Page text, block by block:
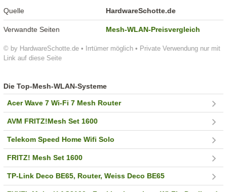
© by HardwareSchotte.de • Irrtümer möglich • Private Verwendung nur mit
Link auf diese Seite
Quelle HardwareSchotte.de
Verwandte Seiten Mesh-WLAN-Preisvergleich
Die Top-Mesh-WLAN-Systeme
Acer Wave 7 Wi-Fi 7 Mesh Router
AVM FRITZ!Mesh Set 1600
Telekom Speed Home Wifi Solo
FRITZ! Mesh Set 1600
TP-Link Deco BE65, Router, Weiss Deco BE65